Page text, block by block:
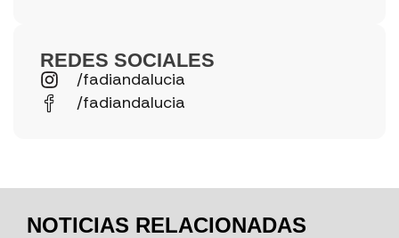
REDES SOCIALES
/fadiandalucia
/fadiandalucia
NOTICIAS RELACIONADAS